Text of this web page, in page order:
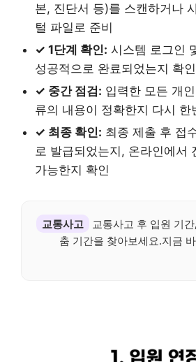
본, 진단서 등)를 스캔하거나
털 파일로 준비
✓ 1단계 확인: 시스템 로그인
성공적으로 완료되었는지 확인
✓ 중간 점검: 입력한 모든 개
류의 내용이 정확한지 다시 한
✓ 최종 확인: 최종 제출 후 접
로 발급되었는지, 온라인에서
가능한지 확인
교통사고
교통사고 후 입원 기
춤 기간을 찾아보세요.지금